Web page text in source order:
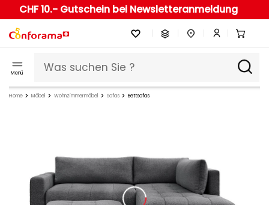
CHF 10.- Gutschein bei Newsletteranmeldung
Menü
Home Möbel Wohnzimmermöbel Sofas Bettsofas